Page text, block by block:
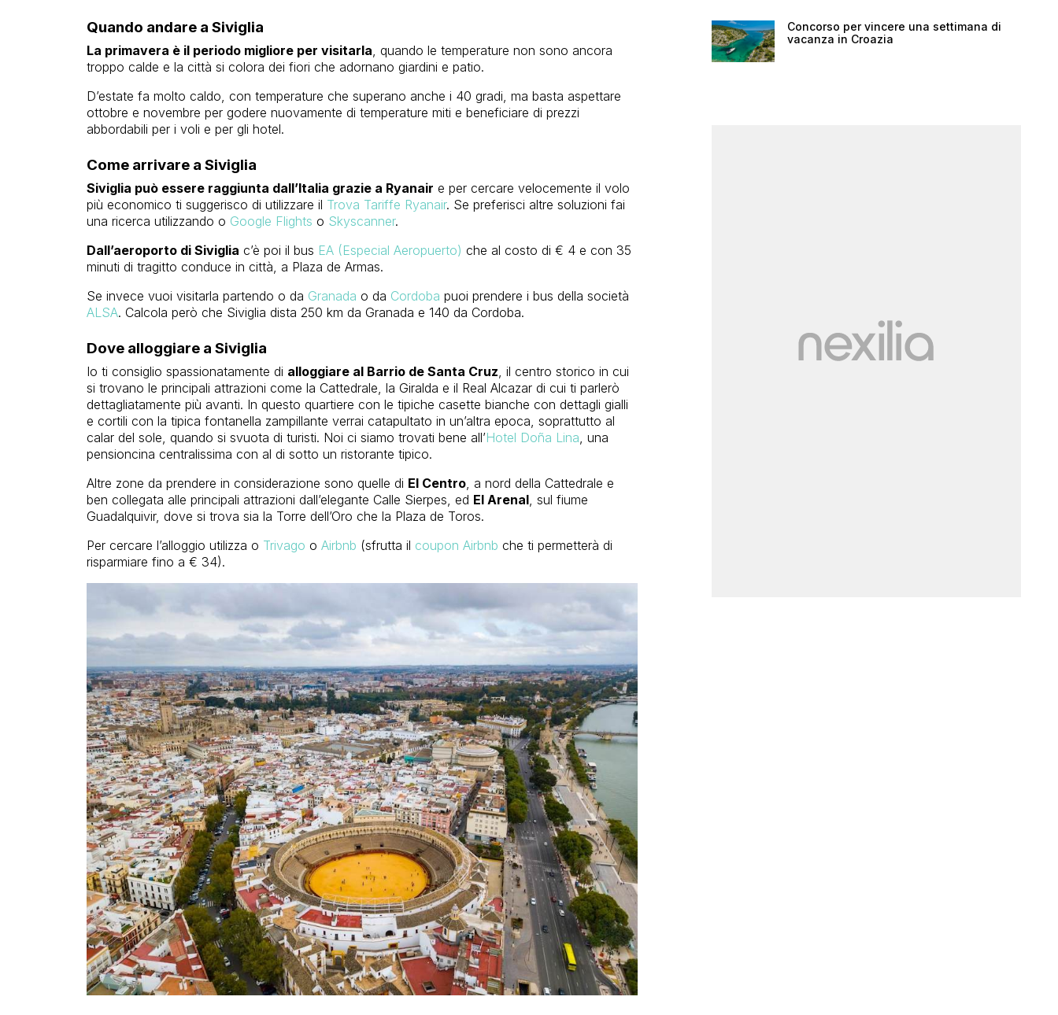
Quando andare a Siviglia
La primavera è il periodo migliore per visitarla , quando le temperature non sono ancora
troppo calde e la città si colora dei fiori che adornano giardini e patio.
D’estate fa molto caldo, con temperature che superano anche i 40 gradi, ma basta aspettare
ottobre e novembre per godere nuovamente di temperature miti e beneficiare di prezzi
abbordabili per i voli e per gli hotel.
Come arrivare a Siviglia
Siviglia può essere raggiunta dall’Italia grazie a Ryanair e per cercare velocemente il volo
più economico ti suggerisco di utilizzare il Trova Tariffe Ryanair. Se preferisci altre soluzioni fai
una ricerca utilizzando o Google Flights o Skyscanner.
Dall’aeroporto di Siviglia c’è poi il bus EA (Especial Aeropuerto) che al costo di € 4 e con 35
minuti di tragitto conduce in città, a Plaza de Armas.
Se invece vuoi visitarla partendo o da Granada o da Cordoba puoi prendere i bus della società
ALSA. Calcola però che Siviglia dista 250 km da Granada e 140 da Cordoba.
Dove alloggiare a Siviglia
Io ti consiglio spassionatamente di alloggiare al Barrio de Santa Cruz , il centro storico in cui
si trovano le principali attrazioni come la Cattedrale, la Giralda e il Real Alcazar di cui ti parlerò
dettagliatamente più avanti. In questo quartiere con le tipiche casette bianche con dettagli gialli
e cortili con la tipica fontanella zampillante verrai catapultato in un’altra epoca, soprattutto al
calar del sole, quando si svuota di turisti. Noi ci siamo trovati bene all’Hotel Doña Lina , una
pensioncina centralissima con al di sotto un ristorante tipico.
Altre zone da prendere in considerazione sono quelle di El Centro, a nord della Cattedrale e
ben collegata alle principali attrazioni dall’elegante Calle Sierpes, ed El Arenal, sul fiume
Guadalquivir, dove si trova sia la Torre dell’Oro che la Plaza de Toros.
Per cercare l’alloggio utilizza o Trivago o Airbnb (sfrutta il coupon Airbnb che ti permetterà di
risparmiare fino a € 34).
Concorso per vincere una settimana di
vacanza in Croazia